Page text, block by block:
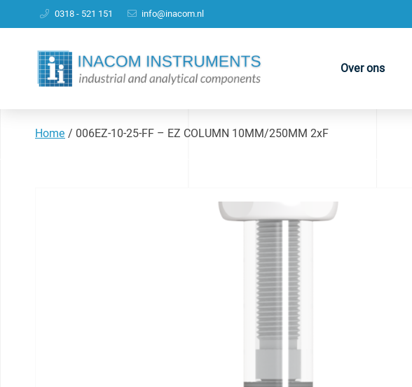
0318 - 521 151 info@inacom.nl
Over ons
Home/ 006EZ-10-25-FF – EZ COLUMN 10MM/250MM 2xF